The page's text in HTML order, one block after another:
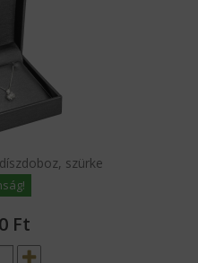
szürke
Ft